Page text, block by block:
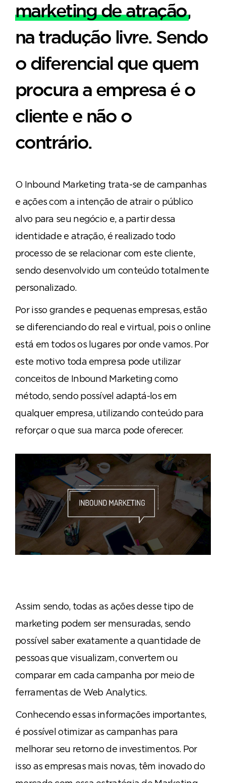
marketing de atração,
na tradução livre. Sendo
o diferencial que quem
procura a empresa é o
cliente e não o
contrário.
O Inbound Marketing trata-se de campanhas
e ações com a intenção de atrair o público
alvo para seu negócio e, a partir dessa
identidade e atração, é realizado todo
processo de se relacionar com este cliente,
sendo desenvolvido um conteúdo totalmente
personalizado.
Por isso grandes e pequenas empresas, estão
se diferenciando do real e virtual, pois o online
está em todos os lugares por onde vamos. Por
este motivo toda empresa pode utilizar
conceitos de Inbound Marketing como
método, sendo possível adaptá-los em
qualquer empresa, utilizando conteúdo para
reforçar o que sua marca pode oferecer.
Assim sendo, todas as ações desse tipo de
marketing podem ser mensuradas, sendo
possível saber exatamente a quantidade de
pessoas que visualizam, convertem ou
comparar em cada campanha por meio de
ferramentas de Web Analytics.
Conhecendo essas informações importantes,
é possível otimizar as campanhas para
melhorar seu retorno de investimentos. Por
isso as empresas mais novas, têm inovado do